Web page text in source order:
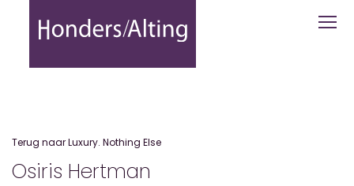
Osiris Hertman - Honders Alting
Terug naar Luxury. Nothing Else
Osiris Hertman